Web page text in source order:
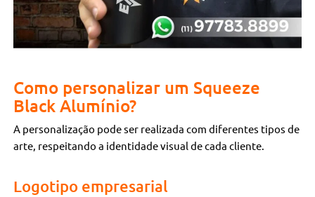
Como personalizar um Squeeze
Black Alumínio?
A personalização pode ser realizada com diferentes tipos de
arte, respeitando a identidade visual de cada cliente.
Logotipo empresarial